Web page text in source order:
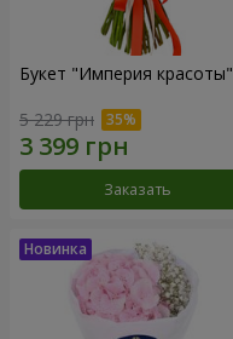
Букет "Империя красоты"
5 229 грн
Заказать